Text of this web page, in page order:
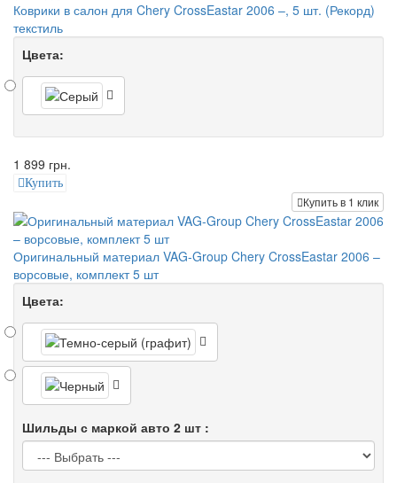
Коврики в салон для Chery CrossEastar 2006 –, 5 шт. (Рекорд)
текстиль
Цвета:
1 899 грн.
Купить
Купить в 1 клик
Оригинальный материал VAG-Group Chery CrossEastar 2006 –
ворсовые, комплект 5 шт
Цвета:
Шильды с маркой авто 2 шт :